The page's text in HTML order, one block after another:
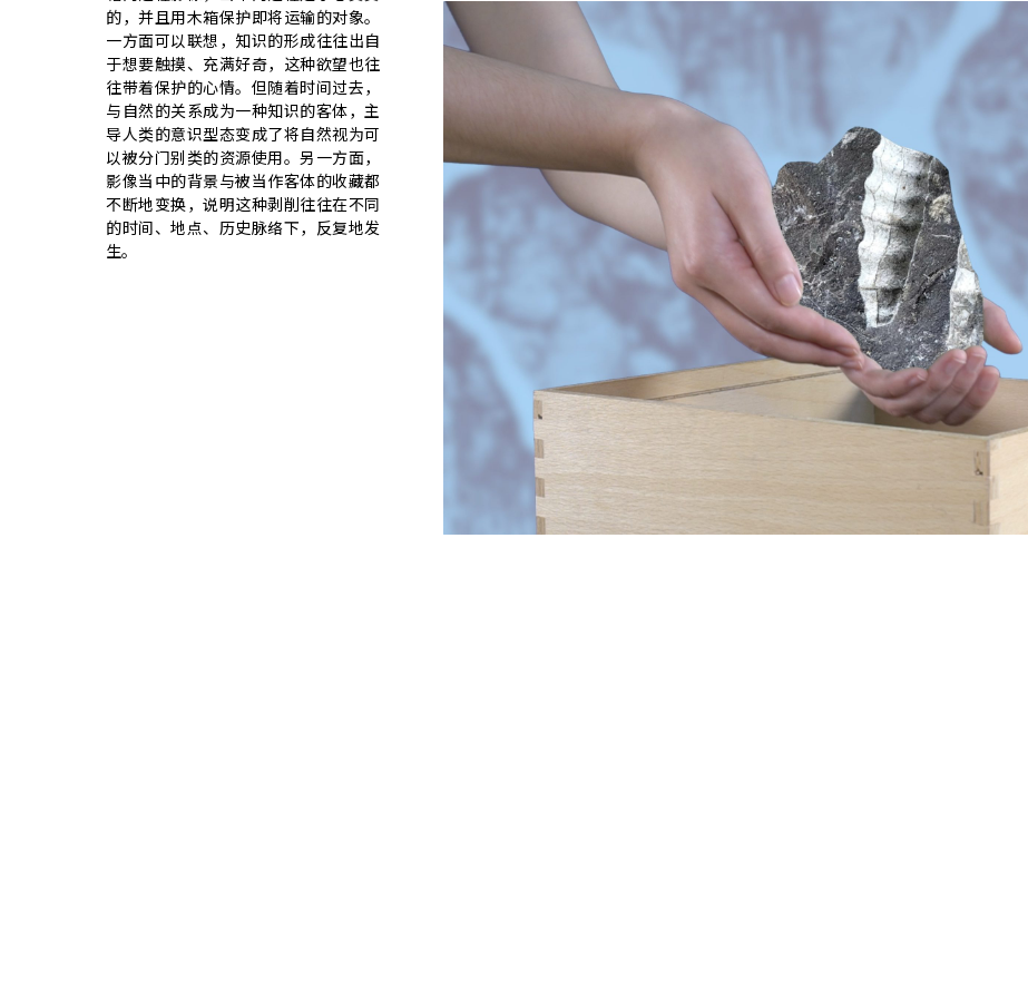
的，并且用木箱保护即将运输的对象。
一方面可以联想，知识的形成往往出自
于想要触摸、充满好奇，这种欲望也往
往带着保护的心情。但随着时间过去，
与自然的关系成为一种知识的客体，主
导人类的意识型态变成了将自然视为可
以被分门别类的资源使用。另一方面，
影像当中的背景与被当作客体的收藏都
不断地变换，说明这种剥削往往在不同
的时间、地点、历史脉络下，反复地发
生。